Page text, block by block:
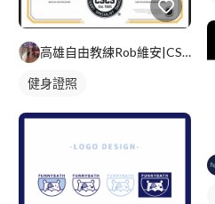
高雄自由教練Rob維安|CSCS
健身證照